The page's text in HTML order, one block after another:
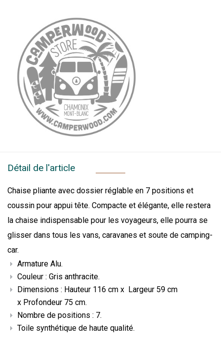
Détail de l'article
Chaise pliante avec dossier réglable en 7 positions et
coussin pour appui tête. Compacte et élégante, elle restera
la chaise indispensable pour les voyageurs, elle pourra se
glisser dans tous les vans, caravanes et soute de camping-
car.
Armature Alu.
Couleur : Gris anthracite.
Dimensions : Hauteur 116 cm x Largeur 59 cm
x Profondeur 75 cm.
Nombre de positions : 7.
Toile synthétique de haute qualité.